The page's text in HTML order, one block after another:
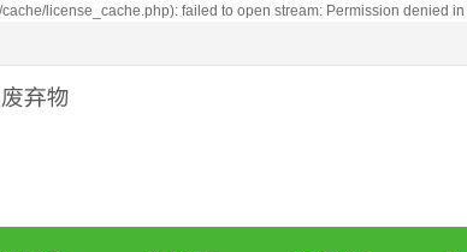
license_cache.php): failed to open stream: Permission denied